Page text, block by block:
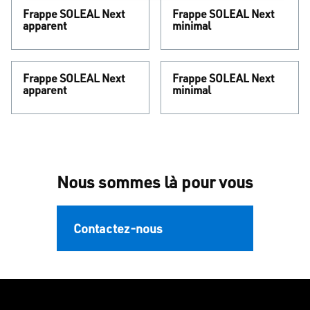
Frappe SOLEAL Next
apparent
Frappe SOLEAL Next
minimal
Frappe SOLEAL Next
apparent
Frappe SOLEAL Next
minimal
Nous sommes là pour vous
Contactez-nous